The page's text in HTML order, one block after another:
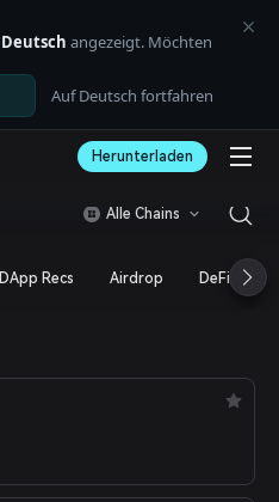
Deutsch angezeigt. Möchten
Auf Deutsch fortfahren
Herunterladen
Alle Chains
DApp Recs Airdrop DeFi